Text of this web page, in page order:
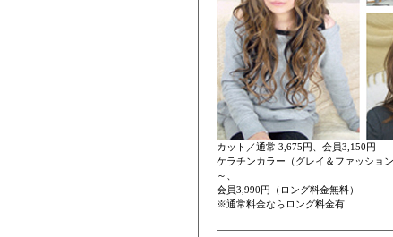
カット／通常 3,675円、会員3,150円
ケラチンカラー（グレイ＆ファッショ
～、
会員3,990円（ロング料金無料）
※通常料金ならロング料金有